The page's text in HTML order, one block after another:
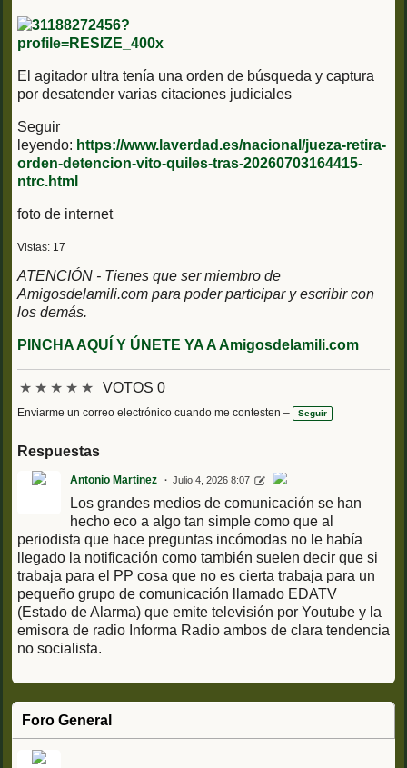
El agitador ultra tenía una orden de búsqueda y captura
por desatender varias citaciones judiciales
Seguir
leyendo: https://www.laverdad.es/nacional/jueza-retira-
orden-detencion-vito-quiles-tras-20260703164415-
ntrc.html
foto de internet
Vistas: 17
ATENCIÓN - Tienes que ser miembro de
Amigosdelamili.com para poder participar y escribir con
los demás.
PINCHA AQUÍ Y ÚNETE YA A Amigosdelamili.com
★ ★ ★ ★ ★ VOTOS 0
Enviarme un correo electrónico cuando me contesten – Seguir
Respuestas
Antonio Martinez Julio 4, 2026 8:07
Los grandes medios de comunicación se han
hecho eco a algo tan simple como que al
periodista que hace preguntas incómodas no le había
llegado la notificación como también suelen decir que si
trabaja para el PP cosa que no es cierta trabaja para un
pequeño grupo de comunicación llamado EDATV
(Estado de Alarma) que emite televisión por Youtube y la
emisora de radio Informa Radio ambos de clara tendencia
no socialista.
Foro General